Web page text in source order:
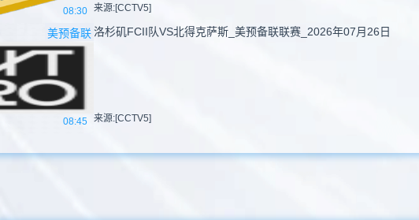
08:30 来源:[CCTV5]
美预备联
08:45
洛杉矶FCII队VS北得克萨斯_美预备联联赛_2026年07月26日
来源:[CCTV5]